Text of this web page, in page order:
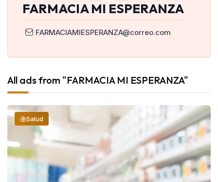
FARMACIA MI ESPERANZA
FARMACIAMIESPERANZA@correo.com
All ads from "FARMACIA MI ESPERANZA"
Salud